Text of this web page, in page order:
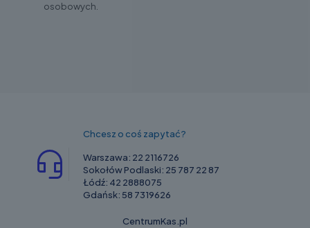
osobowych.
Chcesz o coś zapytać?
Warszawa: 22 2116726
Sokołów Podlaski: 25 787 22 87
Łódź: 42 2888075
Gdańsk: 58 7319626
CentrumKas.pl